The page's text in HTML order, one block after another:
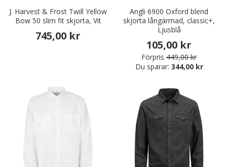
J. Harvest & Frost Twill Yellow
Bow 50 slim fit skjorta, Vit
745,00 kr
Angli 6900 Oxford blend
skjorta långärmad, classic+,
Ljusblå
105,00 kr
Förpris 449,00 kr
Du sparar: 344,00 kr